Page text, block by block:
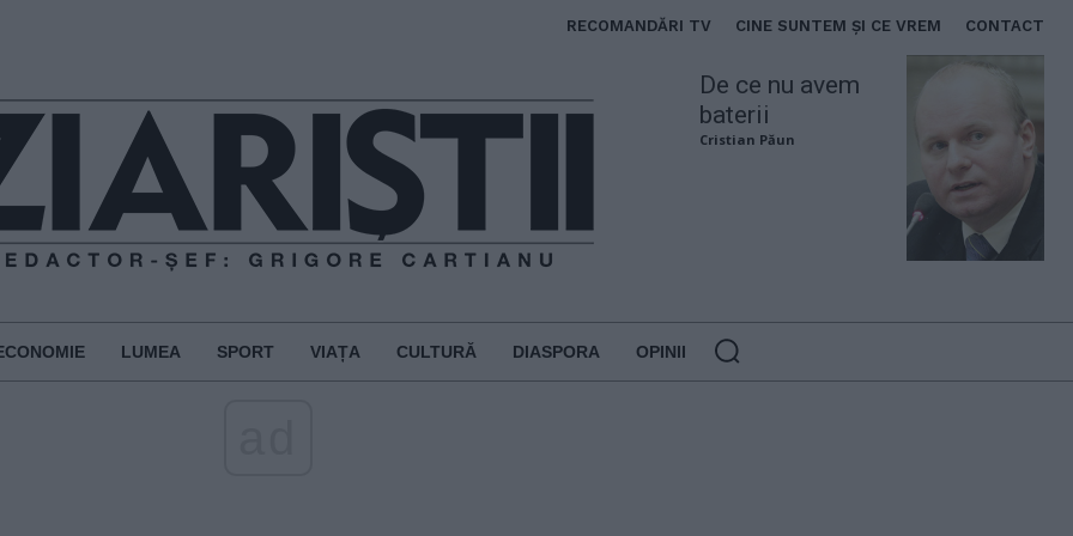
RECOMANDĂRI TV CINE SUNTEM ȘI CE VREM CONTACT
De ce nu avem
baterii
Cristian Păun
LUMEA SPORT VIAȚA CULTURĂ DIASPORA OPINII